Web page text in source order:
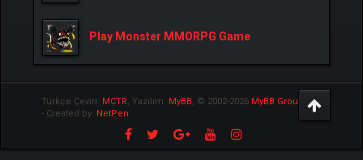
Play Monster MMORPG Game
Türkçe Çeviri: MCTR, Yazılım: MyBB, © 2002-2026 MyBB Group
- Created by: NetPen.